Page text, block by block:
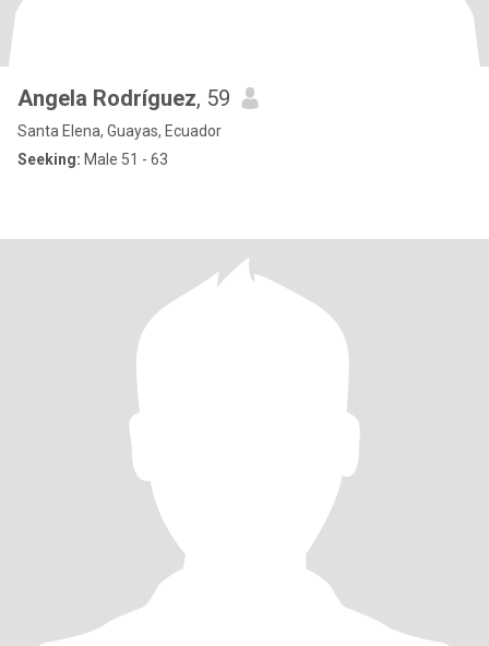
Angela Rodríguez, 59
Santa Elena, Guayas, Ecuador
Seeking: Male 51 - 63